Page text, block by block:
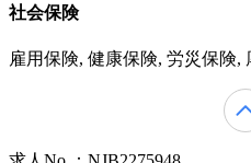
社会保険
雇用保険, 健康保険, 労災保険,